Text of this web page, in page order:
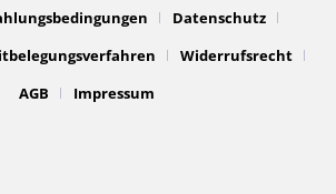
Datenschutz
Widerrufsrecht
AGB
Impressum